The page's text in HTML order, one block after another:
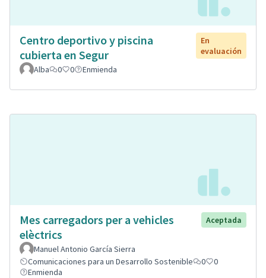
Centro deportivo y piscina
cubierta en Segur
En
evaluación
Alba
0 0 Enmienda
Mes carregadors per a vehicles
elèctrics
Aceptada
Manuel Antonio García Sierra
Comunicaciones para un Desarrollo Sostenible
0
0
Enmienda